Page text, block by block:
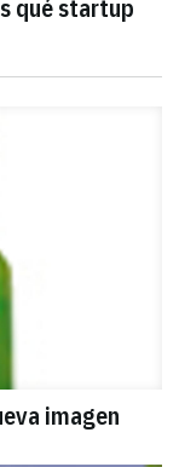
qué startup
imagen